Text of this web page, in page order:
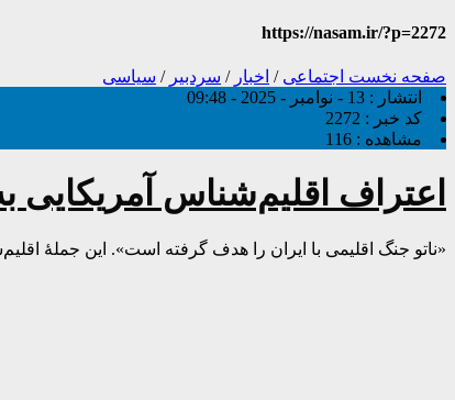
https://nasam.ir/?p=2272
صفحه نخست اجتماعی / اخبار / سردبیر / سیاسی
انتشار : 13 - نوامبر - 2025 - 09:48
کد خبر : 2272
مشاهده : 116
اعتراف اقلیم‌شناس
«ناتو جنگ اقلیمی با ایران را هدف گرفته است». این جملۀ